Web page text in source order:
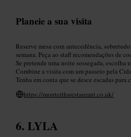
Planeie a sua visita
Reserve mesa com antecedência,
semana. Peça ao staff recomendações de
Se pretende uma noite sossegada, escolha
Combine a visita com um passeio pela
Tenha em conta que se desce escadas para
https://monteithsrestaurant.co.uk/
LYLA